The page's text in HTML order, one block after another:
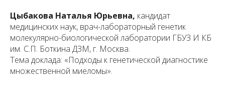
Цыбакова Наталья Юрьевна, кандидат
медицинских наук, врач-лабораторный генетик
молекулярно-биологической лаборатории ГБУЗ И КБ
им. С.П. Боткина ДЗМ, г. Москва.
Тема доклада: «Подходы к генетической диагностике
множественной миеломы».